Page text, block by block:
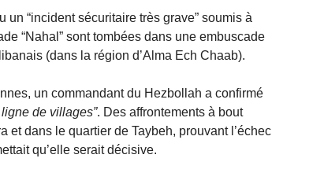
un “incident sécuritaire très grave” soumis à
“Nahal” sont tombées dans une embuscade
(dans la région d’Alma Ech Chaab).
un commandant du Hezbollah a confirmé
de villages”. Des affrontements à bout
et dans le quartier de Taybeh, prouvant l’échec
qu’elle serait décisive.